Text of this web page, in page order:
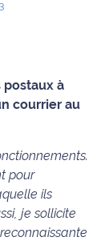
postaux à
courrier au
pour
ils
je sollicite